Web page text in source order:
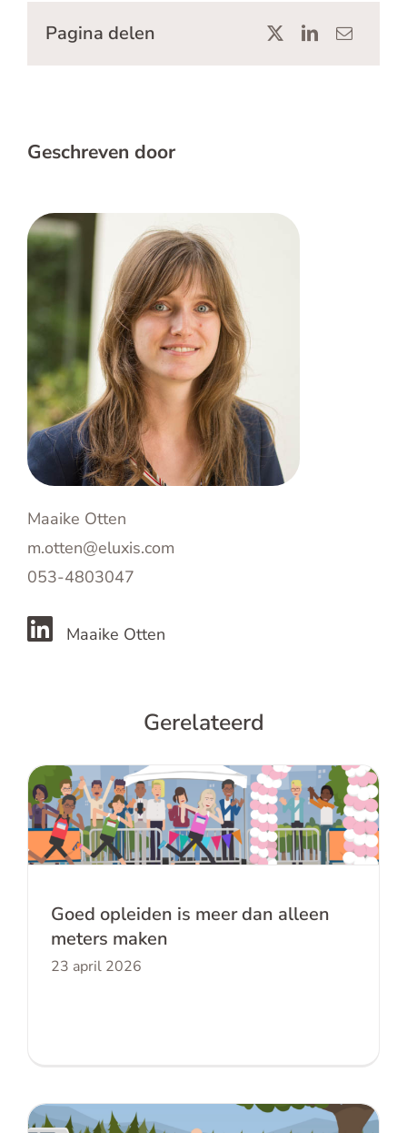
Pagina delen
Geschreven door
Maaike Otten
m.otten@eluxis.com
053-4803047
Maaike Otten
Gerelateerd
Goed opleiden is meer dan alleen
meters maken
Goed opleiden is meer dan alleen
meters maken
23 april 2026